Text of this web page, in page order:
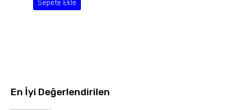
Sepete Ekle
En İyi Değerlendirilen